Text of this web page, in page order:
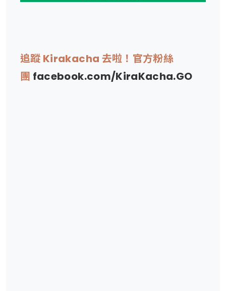
追蹤 Kirakacha 去啦！官方粉絲
團 facebook.com/KiraKacha.GO